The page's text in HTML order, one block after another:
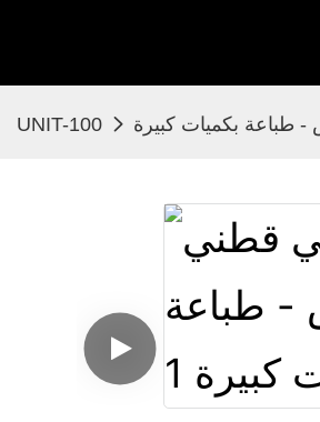
UNIT-100 بكميات كبيرة